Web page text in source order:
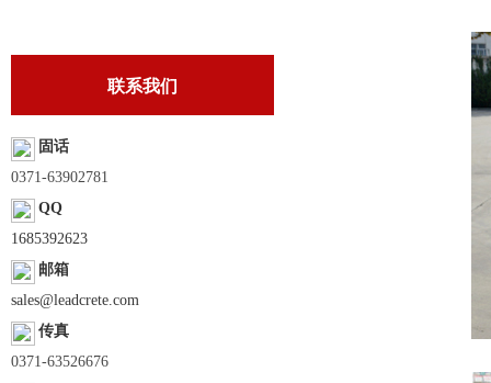
联系我们
固话
0371-63902781
QQ
1685392623
邮箱
sales@leadcrete.com
传真
0371-63526676